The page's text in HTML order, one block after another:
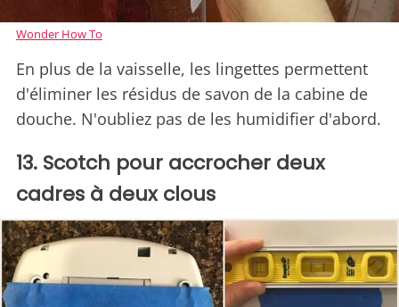
Wonder How To
En plus de la vaisselle, les lingettes permettent
d'éliminer les résidus de savon de la cabine de
douche. N'oubliez pas de les humidifier d'abord.
13. Scotch pour accrocher deux
cadres à deux clous